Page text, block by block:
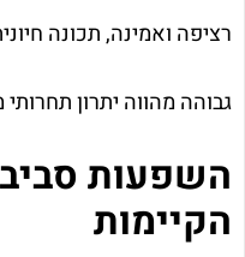
רציפה ואמינה, תכונה
גבוהה מהווה יתרון תחרותי
השפעות
הקיימות